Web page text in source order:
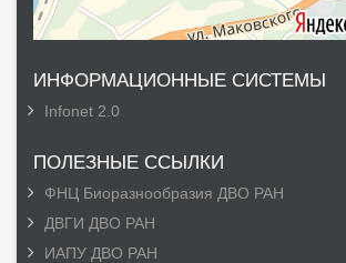
ИНФОРМАЦИОННЫЕ СИСТЕМЫ
Infonet 2.0
ПОЛЕЗНЫЕ ССЫЛКИ
ФНЦ Биоразнообразия ДВО РАН
ДВГИ ДВО РАН
ИАПУ ДВО РАН